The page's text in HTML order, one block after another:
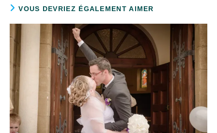
VOUS DEVRIEZ ÉGALEMENT AIMER